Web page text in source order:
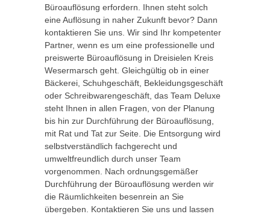
Büroauflösung erfordern. Ihnen steht solch
eine Auflösung in naher Zukunft bevor? Dann
kontaktieren Sie uns. Wir sind Ihr kompetenter
Partner, wenn es um eine professionelle und
preiswerte Büroauflösung in Dreisielen Kreis
Wesermarsch geht. Gleichgültig ob in einer
Bäckerei, Schuhgeschäft, Bekleidungsgeschäft
oder Schreibwarengeschäft, das Team Deluxe
steht Ihnen in allen Fragen, von der Planung
bis hin zur Durchführung der Büroauflösung,
mit Rat und Tat zur Seite. Die Entsorgung wird
selbstverständlich fachgerecht und
umweltfreundlich durch unser Team
vorgenommen. Nach ordnungsgemäßer
Durchführung der Büroauflösung werden wir
die Räumlichkeiten besenrein an Sie
übergeben. Kontaktieren Sie uns und lassen